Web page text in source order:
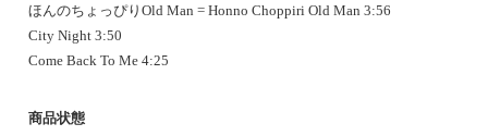
ほんのちょっぴりOld Man = Honno Choppiri Old Man 3:56
City Night 3:50
Come Back To Me 4:25
商品状態